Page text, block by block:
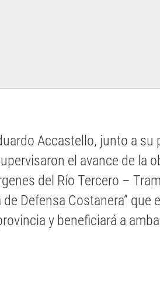
Accastello, junto a su
el avance de la
del Río Tercero –
Defensa Costanera” que
y beneficiará a